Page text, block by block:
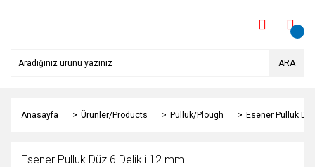
ARA
Anasayfa Ürünler/Products Pulluk/Plough Esener Pulluk
Esener Pulluk Düz 6 Delikli 12 mm